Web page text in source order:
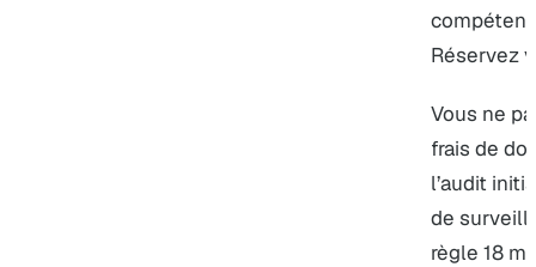
Réservez
Vous ne
frais de
l’audit
de
règle 18